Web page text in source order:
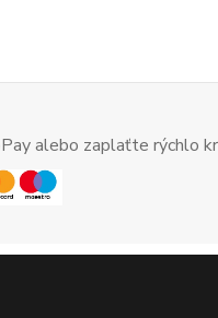
alebo zaplaťte rýchlo